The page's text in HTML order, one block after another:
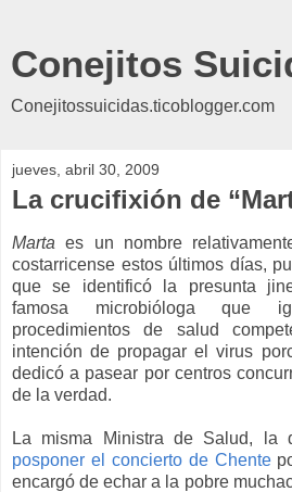
Conejitos
Conejitossuicidas.ticoblogger.com
jueves, abril 30, 2009
La crucifixión de
Marta es un nombre
costarricense estos últimos días,
que se identificó la presunta
famosa microbióloga que
procedimientos de salud
intención de propagar el virus
dedicó a pasear por centros
de la verdad.
La misma Ministra de Salud, la
posponer el concierto de Chente
encargó de echar a la pobre